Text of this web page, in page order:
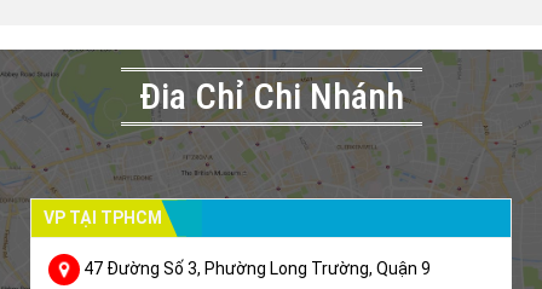
Đia Chỉ Chi Nhánh
VP TẠI TPHCM
47 Đường Số 3, Phường Long Trường, Quận 9